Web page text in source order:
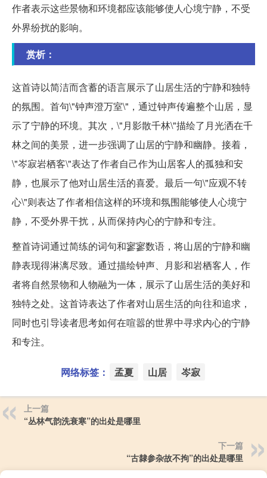
作者表示这些景物和环境都应该能够使人心境宁静，不受
外界纷扰的影响。
赏析：
这首诗以简洁而含蓄的语言展示了山居生活的宁静和独特
的氛围。首句\"钟声澄万室\"，通过钟声传遍整个山居，显
示了宁静的环境。其次，\"月影散千林\"描绘了月光洒在千
林之间的美景，进一步强调了山居的宁静和幽静。接着，
\"岑寂岩栖客\"表达了作者自己作为山居客人的孤独和安
静，也展示了他对山居生活的喜爱。最后一句\"应观不转
心\"则表达了作者相信这样的环境和氛围能够使人心境宁
静，不受外界干扰，从而保持内心的宁静和专注。
整首诗词通过简练的词句和寥寥数语，将山居的宁静和幽
静表现得淋漓尽致。通过描绘钟声、月影和岩栖客人，作
者将自然景物和人物融为一体，展示了山居生活的美好和
独特之处。这首诗表达了作者对山居生活的向往和追求，
同时也引导读者思考如何在喧嚣的世界中寻求内心的宁静
和专注。
网络标签： 孟夏 山居 岑寂
上一篇
“丛林气韵洗衰寒”的出处是哪里
下一篇
“古隸参杂故不拘”的出处是哪里